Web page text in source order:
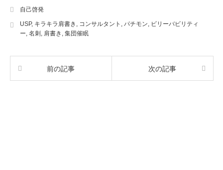
自己啓発
USP, キラキラ肩書き コンサルタント パチモン
ビリーバビリティ
ー 名刺 肩書き 集団催眠
前の記事 次の記事